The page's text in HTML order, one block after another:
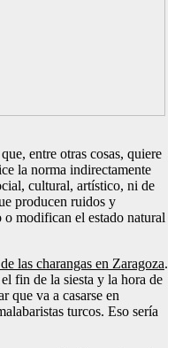
entre otras cosas, quiere
la norma indirectamente
cultural, artístico, ni de
producen ruidos y
modifican el estado natural
las charangas en Zaragoza.
fin de la siesta y la hora de
que va a casarse en
turcos. Eso sería